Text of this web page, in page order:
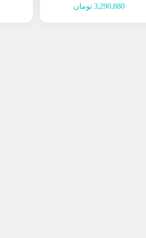
3,290,880 تومان